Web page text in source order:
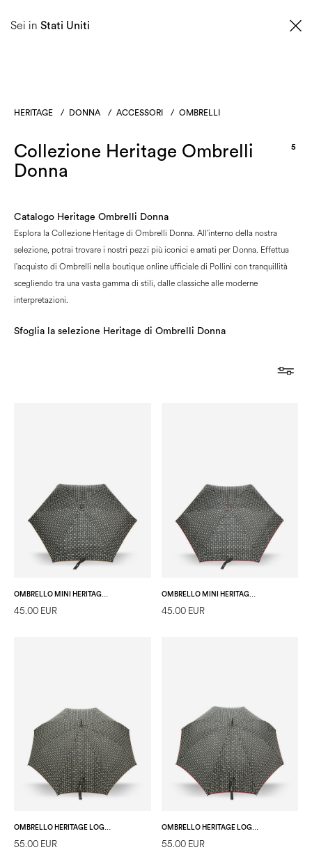
Sei in Stati Uniti
HERITAGE / DONNA / ACCESSORI / OMBRELLI
Collezione Heritage Ombrelli
Donna
5
Catalogo Heritage Ombrelli Donna
Esplora la Collezione Heritage di Ombrelli Donna. All'interno della nostra
selezione, potrai trovare i nostri pezzi più iconici e amati per Donna. Effettua
l'acquisto di Ombrelli nella boutique online ufficiale di Pollini con tranquillità
scegliendo tra una vasta gamma di stili, dalle classiche alle moderne
interpretazioni.
Sfoglia la selezione Heritage di Ombrelli Donna
45.00 EUR
OMBRELLO MINI HERITAGE LOGO CLASSIC NERO/ROSSO
45.00 EUR
OMBRELLO HERITAGE LOGO CLASSIC NERO/MARRONE
55.00 EUR
OMBRELLO HERITAGE LOGO CLASSIC NERO/ROSSO
55.00 EUR